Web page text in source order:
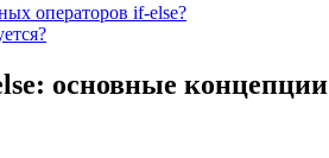
операторов if-else?
основные концепции